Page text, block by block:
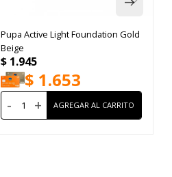
Pupa Active Light Foundation Gold
Beige
$ 1.945
$ 1.653
- +